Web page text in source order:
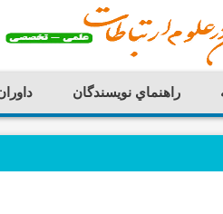
راهنماي نويسندگان